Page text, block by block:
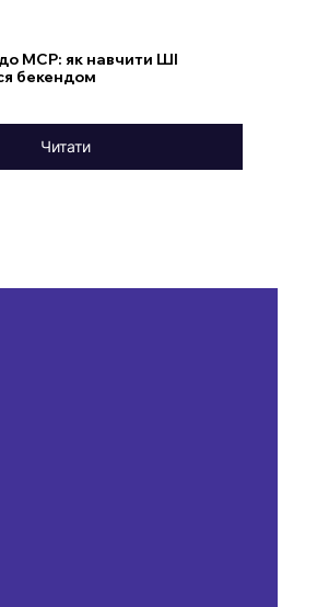
MCP: як навчити ШІ
бекендом
Читати